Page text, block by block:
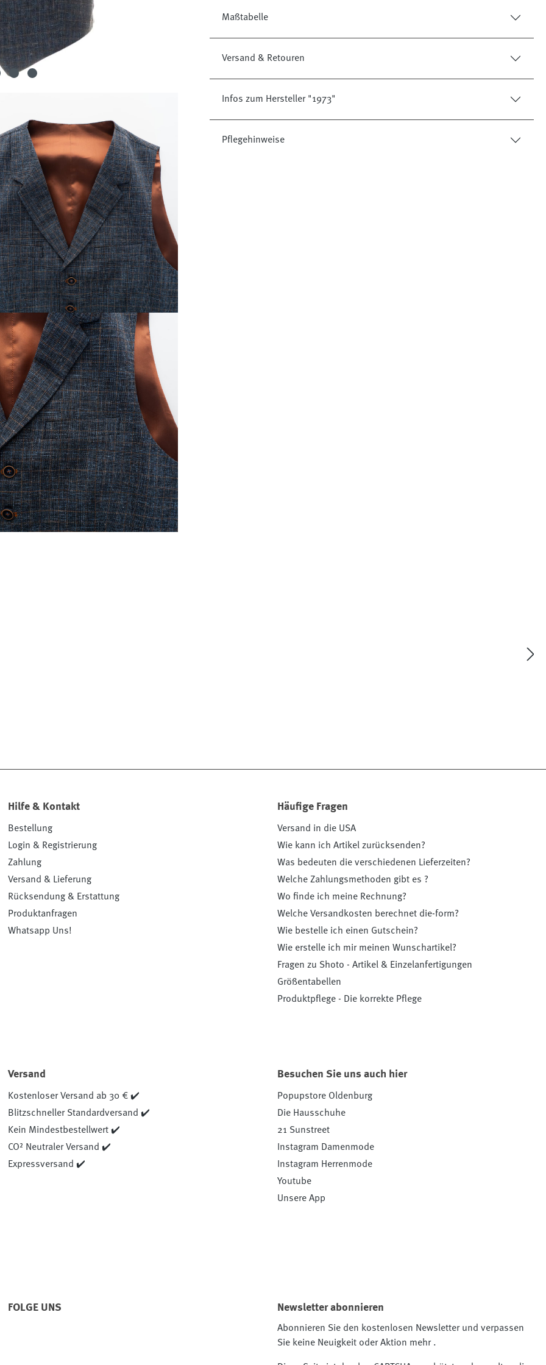
Maßtabelle
Versand & Retouren
Infos zum Hersteller "1973"
Pflegehinweise
Hilfe & Kontakt
Bestellung
Login & Registrierung
Zahlung
Versand & Lieferung
Rücksendung & Erstattung
Produktanfragen
Whatsapp Uns!
Häufige Fragen
Versand in die USA
Wie kann ich Artikel zurücksenden?
Was bedeuten die verschiedenen Lieferzeiten?
Welche Zahlungsmethoden gibt es ?
Wo finde ich meine Rechnung?
Welche Versandkosten berechnet die-form?
Wie bestelle ich einen Gutschein?
Wie erstelle ich mir meinen Wunschartikel?
Fragen zu Shoto - Artikel & Einzelanfertigungen
Größentabellen
Produktpflege - Die korrekte Pflege
Versand
Kostenloser Versand ab 30 € ✔️
Blitzschneller Standardversand ✔️
Kein Mindestbestellwert ✔️
CO² Neutraler Versand ✔️
Expressversand ✔️
Besuchen Sie uns auch hier
Popupstore Oldenburg
Die Hausschuhe
21 Sunstreet
Instagram Damenmode
Instagram Herrenmode
Youtube
Unsere App
FOLGE UNS Newsletter abonnieren
Abonnieren Sie den kostenlosen Newsletter und verpassen
Sie keine Neuigkeit oder Aktion mehr .